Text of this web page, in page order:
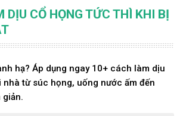
DỊU CỔ HỌNG TỨC THÌ KHI BỊ
hạ? Áp dụng ngay 10+ cách làm dịu
từ súc họng, uống nước ấm đến
giản.